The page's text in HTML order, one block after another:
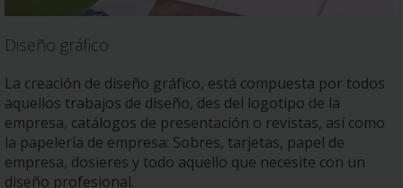
Diseño gráfico
La creación de diseño gráfico, está compuesta por todos
aquellos trabajos de diseño, des del logotipo de la
empresa, catálogos de presentación o revistas, así como
la papelería de empresa: Sobres, tarjetas, papel de
empresa, dosieres y todo aquello que necesite con un
diseño profesional.